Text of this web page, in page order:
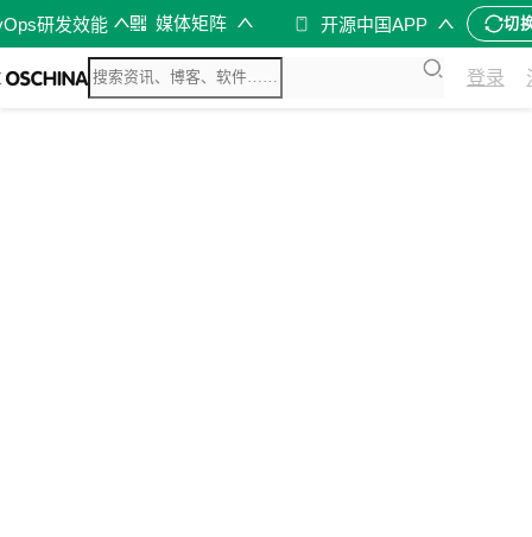
研发效能 媒体矩阵 开源中国APP 切
登录